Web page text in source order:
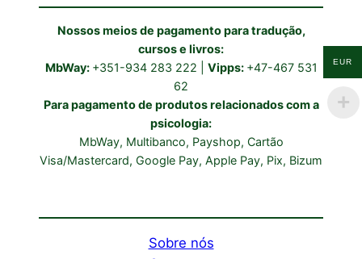
Nossos meios de pagamento para tradução,
cursos e livros:
MbWay: +351-934 283 222 | Vipps: +47-467 531
62
Para pagamento de produtos relacionados com a
psicologia:
MbWay, Multibanco, Payshop, Cartão
Visa/Mastercard, Google Pay, Apple Pay, Pix, Bizum
Sobre nós
EUR